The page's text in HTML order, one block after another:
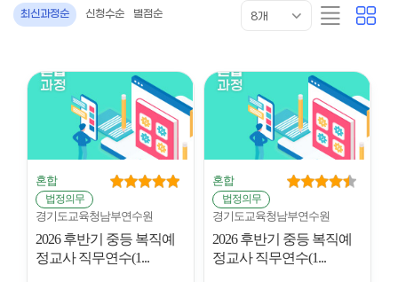
최신과정순 신청수순 별점순
개
수
8개
리
스
카
드
혼합
법정의무
경기도교육청남부연수원
2026 후반기 중등 복직예
정교사 직무연수(1...
혼합
법정의무
경기도교육청남부연수원
2026 후반기 중등 복직예
정교사 직무연수(1...